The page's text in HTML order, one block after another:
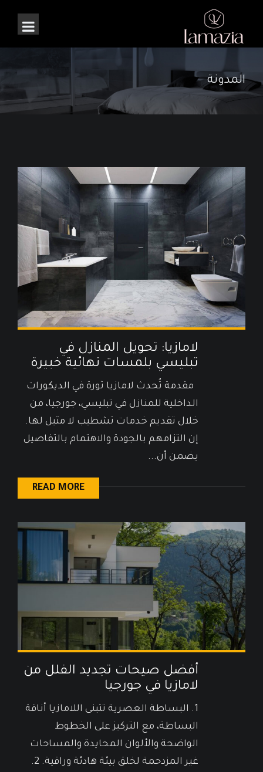
المدونة
لامازيا: تحويل المنازل في
تبليسي بلمسات نهائية خبيرة
مقدمة تُحدث لامازيا ثورة في الديكورات
الداخلية للمنازل في تبليسي، جورجيا، من
خلال تقديم خدمات تشطيب لا مثيل لها.
إن التزامهم بالجودة والاهتمام بالتفاصيل
يضمن أن...
READ MORE
أفضل صيحات تجديد الفلل من
لامازيا في جورجيا
1. البساطة العصرية تتبنى اللامازيا أناقة
البساطة، مع التركيز على الخطوط
الواضحة والألوان المحايدة والمساحات
غير المزدحمة لخلق بيئة هادئة وراقية. 2.